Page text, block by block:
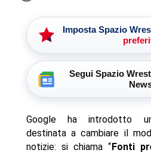
Imposta Spazio
Segui Spazio
Google ha introdotto
destinata a cambiare il
notizie: si chiama “ Fonti